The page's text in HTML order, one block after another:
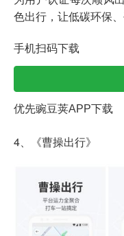
色出行，让低碳环保
手机扫码下载
优先豌豆荚APP下载
4、《曹操出行》